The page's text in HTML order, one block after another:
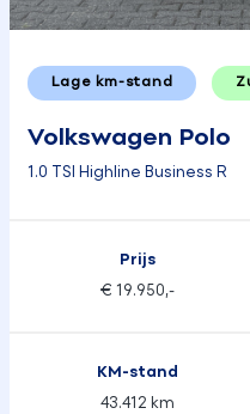
Lage km-stand
Volkswagen Polo
1.0 TSI Highline Business R
Prijs
€ 19.950,-
KM-stand
43.412 km